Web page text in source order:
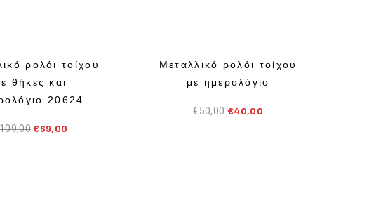
ρολόι τοίχου
θήκες και
20624
€69,00
Μεταλλικό ρολόι τοίχου
με ημερολόγιο
€50,00 €40,00